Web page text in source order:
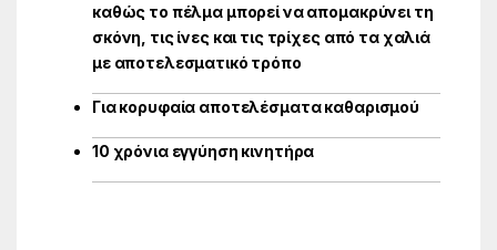
καθώς το πέλμα μπορεί να απομακρύνει τη
σκόνη, τις ίνες και τις τρίχες από τα χαλιά
με αποτελεσματικό τρόπο
Για κορυφαία αποτελέσματα καθαρισμού
10 χρόνια εγγύηση κινητήρα